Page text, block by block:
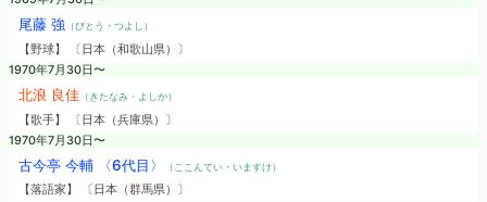
尾藤 強 （びとう・つよし）
【野球】 〔日本（和歌山県）〕
1970年7月30日〜
北浪 良佳（きたなみ・よしか）
【歌手】 〔日本（兵庫県）〕
1970年7月30日〜
古今亭 今輔 〈6代目〉 （ここんてい・いますけ）
【落語家】 〔日本（群馬県）〕